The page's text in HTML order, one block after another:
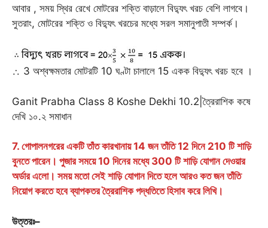
আবার , সময় স্থির রেখে মোটরের শক্তি বাড়ালে বিদ্যুৎ খরচ বেশি লাগবে।
সুতরাং, মোটরের শক্তি ও বিদ্যুৎ খরচের মধ্যে সরল সমানুপাতী সম্পর্ক।
∴ 3 অশ্বক্ষমতার মোটরটি 10 ঘণ্টা চালালে 15 একক বিদ্যুৎ খরচ হবে ।
Ganit Prabha Class 8 Koshe Dekhi 10.2|ত্রৈরাশিক কষে
দেখি ১০.২ সমাধান
7. গোপালনগরের একটি তাঁত কারখানায় 14 জন তাঁতি 12 দিনে 210 টি শাড়ি
বুনতে পারেন। পুজার সময়ে 10 দিনের মধ্যে 300 টি শাড়ি যোগান দেওয়ার
অর্ডার এলো। সময় মতো সেই শাড়ি যোগান দিতে হলে আরও কত জন তাঁতি
নিয়োগ করতে হবে ব্যাপকতর ত্রৈরাশিক পদ্ধতিতে হিসাব করে লিখি।
উত্তরঃ–